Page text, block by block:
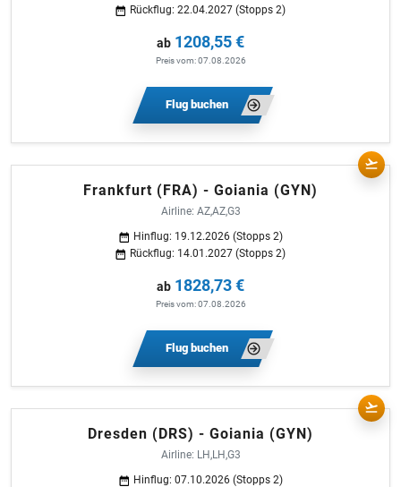
Rückflug: 22.04.2027 (Stopps 2)
ab 1208,55 €
Preis vom: 07.08.2026
Flug buchen
Frankfurt (FRA) - Goiania (GYN)
Airline: AZ,AZ,G3
Hinflug: 19.12.2026 (Stopps 2)
Rückflug: 14.01.2027 (Stopps 2)
ab 1828,73 €
Preis vom: 07.08.2026
Flug buchen
Dresden (DRS) - Goiania (GYN)
Airline: LH,LH,G3
Hinflug: 07.10.2026 (Stopps 2)